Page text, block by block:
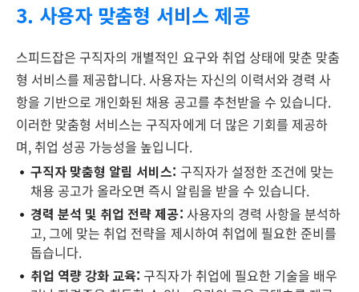
3. 사용자 맞춤형 서비스 제공
스피드잡은 구직자의 개별적인 요구와 취업 상태에 맞춘 맞춤
형 서비스를 제공합니다. 사용자는 자신의 이력서와 경력 사
항을 기반으로 개인화된 채용 공고를 추천받을 수 있습니다.
이러한 맞춤형 서비스는 구직자에게 더 많은 기회를 제공하
며, 취업 성공 가능성을 높입니다.
구직자 맞춤형 알림 서비스: 구직자가 설정한 조건에 맞는
채용 공고가 올라오면 즉시 알림을 받을 수 있습니다.
경력 분석 및 취업 전략 제공: 사용자의 경력 사항을 분석하
고, 그에 맞는 취업 전략을 제시하여 취업에 필요한 준비를
돕습니다.
취업 역량 강화 교육: 구직자가 취업에 필요한 기술을 배우